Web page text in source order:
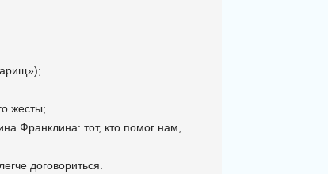
жесты;
Франклина: тот, кто помог нам,
договориться.